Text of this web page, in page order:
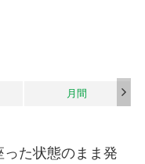
月間
った状態のまま発